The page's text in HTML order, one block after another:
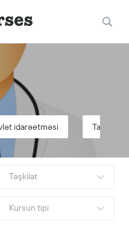
idarəetməsi Tarix
Təşkilat
Kursun tipi